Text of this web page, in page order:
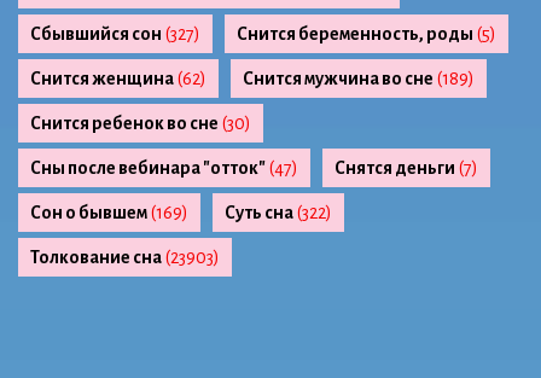
Сбывшийся сон (327) Снится беременность, роды (5)
Снится женщина(62) Снится мужчина во сне (189)
Снится ребенок во сне (30)
Сны после вебинара "отток"(47) Снятся деньги (7)
Сон о бывшем(169) Суть сна(322)
Толкование сна(23903)